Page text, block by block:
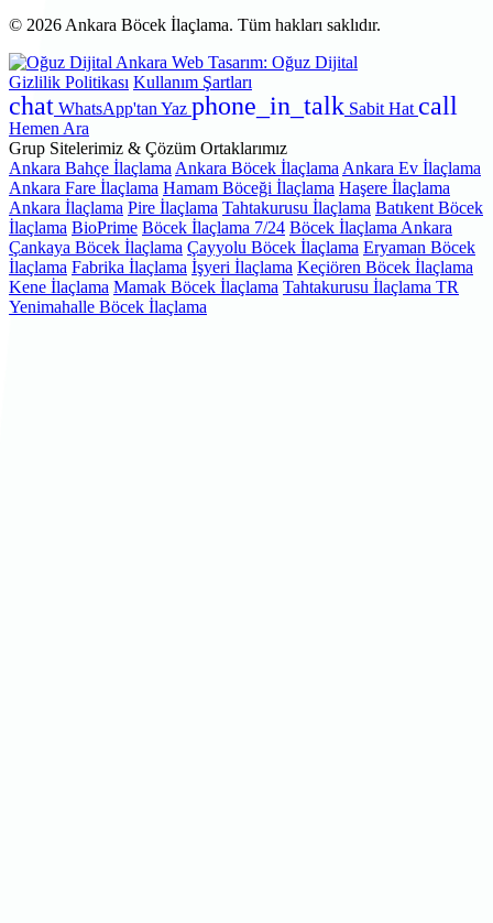
© 2026 Ankara Böcek İlaçlama. Tüm hakları saklıdır.
Ankara Web Tasarım: Oğuz Dijital
Gizlilik Politikası Kullanım Şartları
chat WhatsApp'tan Yaz phone_in_talk Sabit Hat call
Hemen Ara
Grup Sitelerimiz & Çözüm Ortaklarımız
Ankara Bahçe İlaçlama Ankara Böcek İlaçlama Ankara Ev İlaçlama
Ankara Fare İlaçlama Hamam Böceği İlaçlama Haşere İlaçlama
Ankara İlaçlama Pire İlaçlama Tahtakurusu İlaçlama Batıkent Böcek
İlaçlama BioPrime Böcek İlaçlama 7/24 Böcek İlaçlama Ankara
Çankaya Böcek İlaçlama Çayyolu Böcek İlaçlama Eryaman Böcek
İlaçlama Fabrika İlaçlama İşyeri İlaçlama Keçiören Böcek İlaçlama
Kene İlaçlama Mamak Böcek İlaçlama Tahtakurusu İlaçlama TR
Yenimahalle Böcek İlaçlama